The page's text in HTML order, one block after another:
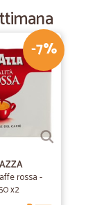
-7%
rossa -
x2